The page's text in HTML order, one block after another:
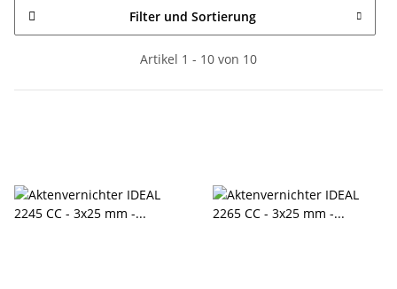
Filter und Sortierung
Artikel 1 - 10 von 10